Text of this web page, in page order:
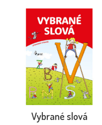
Vybrané slová